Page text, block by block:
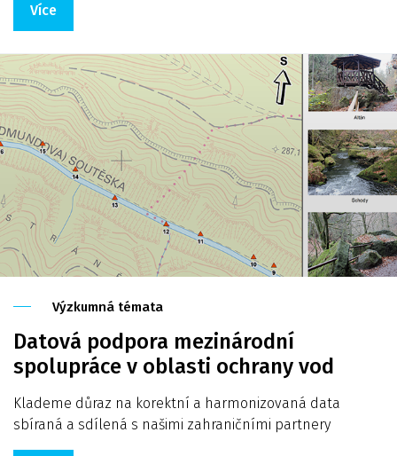
Více
Výzkumná témata
Datová podpora mezinárodní
spolupráce v oblasti ochrany vod
Klademe důraz na korektní a harmonizovaná data
sbíraná a sdílená s našimi zahraničními partnery